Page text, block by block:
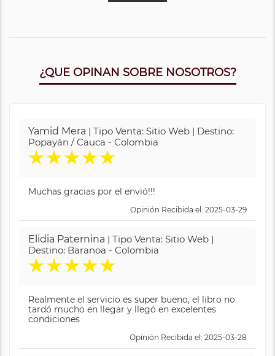
¿QUE OPINAN SOBRE NOSOTROS?
Yamid Mera | Tipo Venta: Sitio Web | Destino:
Popayán / Cauca - Colombia
★★★★★
Muchas gracias por el envió!!!
Opinión Recibida el: 2025-03-29
Elidia Paternina | Tipo Venta: Sitio Web |
Destino: Baranoa - Colombia
★★★★★
Realmente el servicio es super bueno, el libro no
tardó mucho en llegar y llegó en excelentes
condiciones
Opinión Recibida el: 2025-03-28